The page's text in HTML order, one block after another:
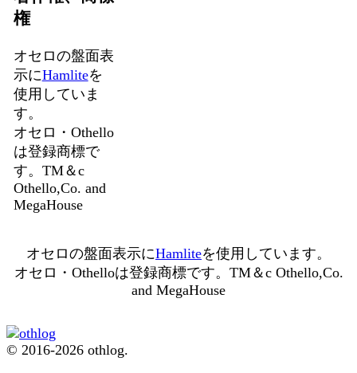
権
オセロの盤面表
示にHamliteを
使用していま
す。
オセロ・Othello
は登録商標で
す。TM＆c
Othello,Co. and
MegaHouse
オセロの盤面表示にHamliteを使用しています。
オセロ・Othelloは登録商標です。TM＆c Othello,Co.
and MegaHouse
© 2016-2026 othlog.